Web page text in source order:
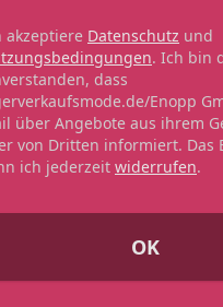
akzeptiere Datenschutz und
. Ich bin
dass
Enopp
über Angebote aus ihrem
von Dritten informiert. Das
ich jederzeit widerrufen.
OK